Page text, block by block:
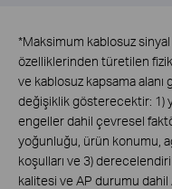
*Maksimum kablosuz sinyal
özelliklerinden türetilen
ve kablosuz kapsama
değişiklik gösterecektir: 1)
engeller dahil çevresel
yoğunluğu, ürün konumu,
koşulları ve 3)
kalitesi ve AP durumu dahil